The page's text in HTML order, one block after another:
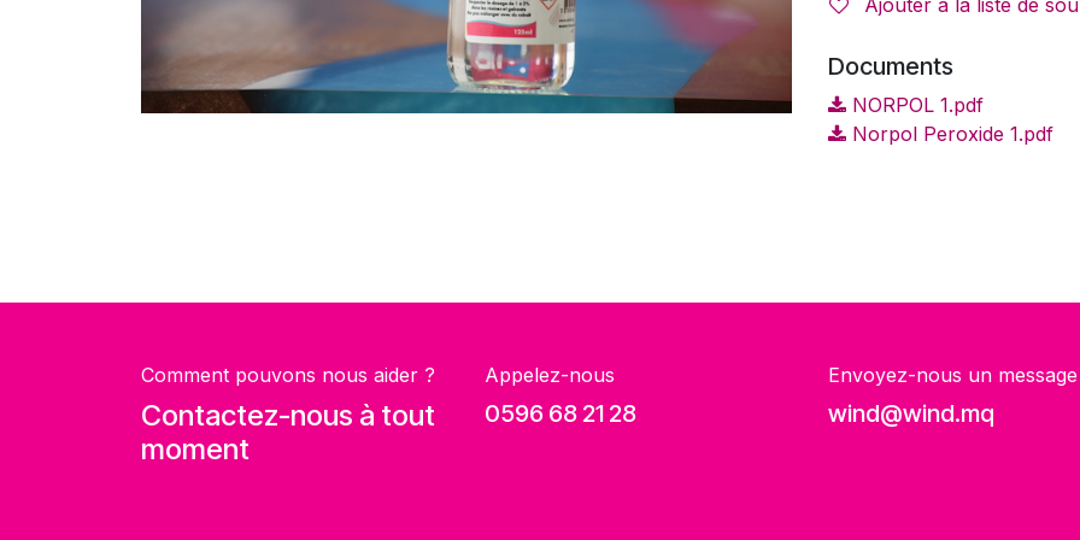
Ajouter à la liste de
Documents
NORPOL 1.pdf
Norpol Peroxide 1.pdf
Comment pouvons nous aider ?
Contactez-nous à tout
moment
Appelez-nous
0596 68 21 28
Envoyez-nous un message
wind@wind.mq